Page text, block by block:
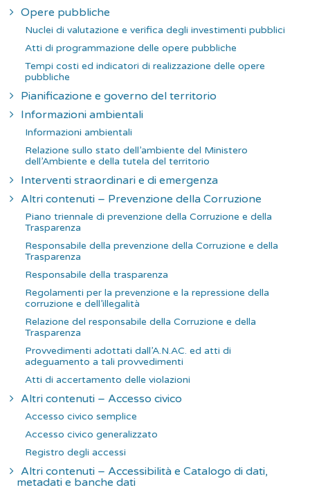
Opere pubbliche
Nuclei di valutazione e verifica degli investimenti pubblici
Atti di programmazione delle opere pubbliche
Tempi costi ed indicatori di realizzazione delle opere
pubbliche
Pianificazione e governo del territorio
Informazioni ambientali
Informazioni ambientali
Relazione sullo stato dell’ambiente del Ministero
dell’Ambiente e della tutela del territorio
Interventi straordinari e di emergenza
Altri contenuti – Prevenzione della Corruzione
Piano triennale di prevenzione della Corruzione e della
Trasparenza
Responsabile della prevenzione della Corruzione e della
Trasparenza
Responsabile della trasparenza
Regolamenti per la prevenzione e la repressione della
corruzione e dell’illegalità
Relazione del responsabile della Corruzione e della
Trasparenza
Provvedimenti adottati dall’A.N.AC. ed atti di
adeguamento a tali provvedimenti
Atti di accertamento delle violazioni
Altri contenuti – Accesso civico
Accesso civico semplice
Accesso civico generalizzato
Registro degli accessi
Altri contenuti – Accessibilità e Catalogo di dati,
metadati e banche dati